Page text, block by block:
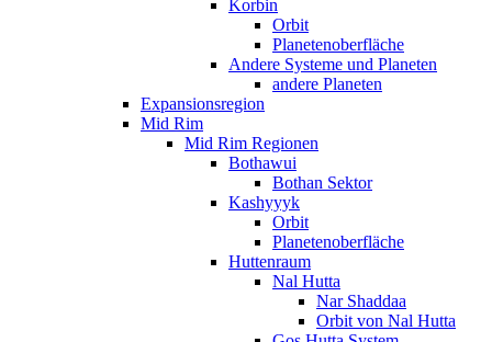
Korbin
Orbit
Planetenoberfläche
Andere Systeme und Planeten
andere Planeten
Expansionsregion
Mid Rim
Mid Rim Regionen
Bothawui
Bothan Sektor
Kashyyyk
Orbit
Planetenoberfläche
Huttenraum
Nal Hutta
Nar Shaddaa
Orbit von Nal Hutta